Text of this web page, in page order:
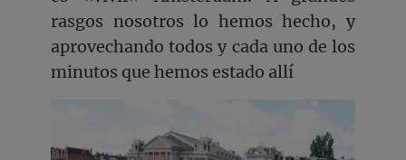
rasgos nosotros lo hemos hecho, y
aprovechando todos y cada uno de los
minutos que hemos estado allí